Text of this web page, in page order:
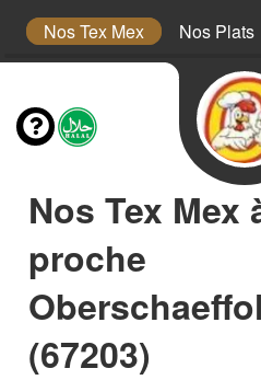
Nos Tex Mex Nos Plats
Nos Tex Mex
proche
(67203)